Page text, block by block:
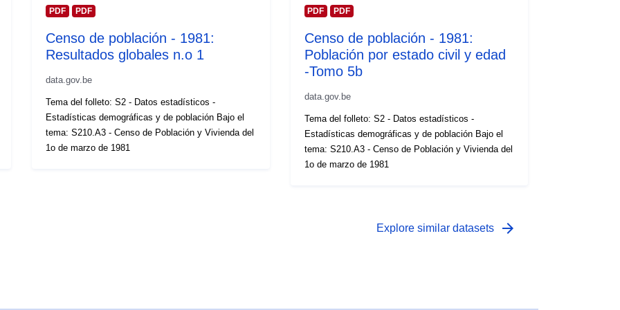
PDF PDF
Censo de población - 1981:
Resultados globales n.o 1
data.gov.be
Tema del folleto: S2 - Datos estadísticos -
Estadísticas demográficas y de población Bajo el
tema: S210.A3 - Censo de Población y Vivienda del
1o de marzo de 1981
PDF PDF
Censo de población - 1981:
Población por estado civil y edad
-Tomo 5b
data.gov.be
Tema del folleto: S2 - Datos estadísticos -
Estadísticas demográficas y de población Bajo el
tema: S210.A3 - Censo de Población y Vivienda del
1o de marzo de 1981
Explore similar datasets arrow_forward